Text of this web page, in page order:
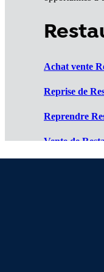
Achat vente
Reprise de
Reprendre
Vente de